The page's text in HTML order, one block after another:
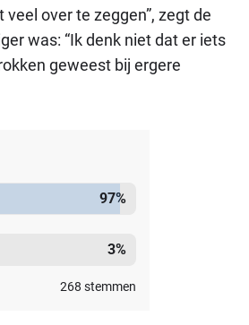
over te zeggen”, zegt de
was: “Ik denk niet dat er iets
geweest bij ergere
97%
3%
268 stemmen